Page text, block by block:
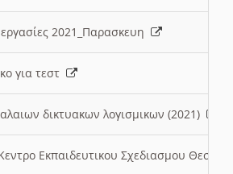
2021_Παρασκευη
για τεστ
δικτυακων λογισμικων (2021)
Εκπαιδευτικου Σχεδιασμου